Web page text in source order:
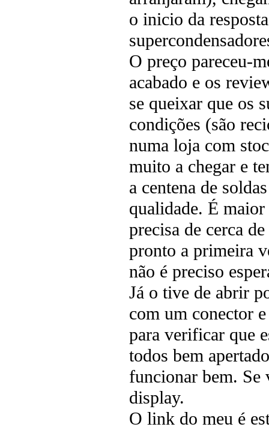
o inicio da
O preço pareceu-
acabado e os
se queixar que os
condições (são
numa loja com
muito a chegar e
a centena de
qualidade. É maior
precisa de cerca
pronto a primeira
não é preciso
Já o tive de abrir
com um conector
para verificar que
todos bem
funcionar bem. Se
display.
O link do meu é